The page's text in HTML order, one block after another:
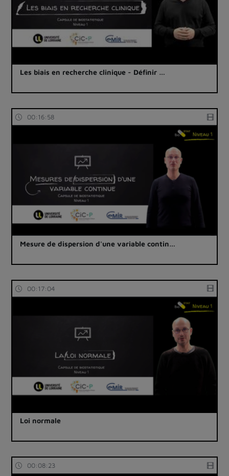
Les biais en recherche clinique - Définir …
00:16:58
Mesure de dispersion d'une variable contin…
00:17:04
Loi normale
00:08:23